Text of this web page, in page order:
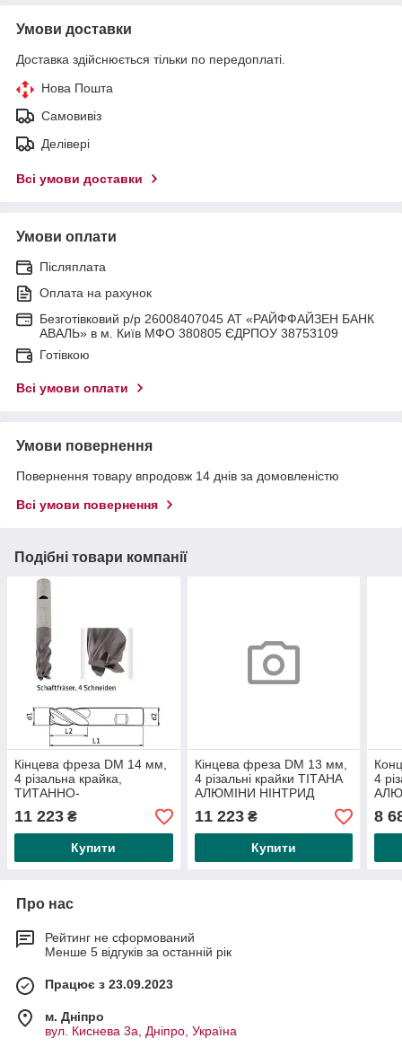
Умови доставки
Доставка здійснюється тільки по передоплаті.
Нова Пошта
Самовивіз
Делівері
Всі умови доставки
Умови оплати
Післяплата
Оплата на рахунок
Безготівковий р/р 26008407045 АТ «РАЙФФАЙЗЕН БАНК
АВАЛЬ» в м. Київ МФО 380805 ЄДРПОУ 38753109
Готівкою
Всі умови оплати
Умови повернення
Повернення товару впродовж 14 днів за домовленістю
Всі умови повернення
Подібні товари компанії
Кінцева фреза DM 14 мм,
4 різальна крайка,
ТИТАННО-
АЛЮМІНІТРИДНИЙ
формувальний матеріал,
міцність на розрив
11 223 ₴
Купити
Кінцева фреза DM 13 мм,
4 різальні крайки ТІТАНА
АЛЮМІНИ НІНТРИД
формовкові матеріали до
1200 Н/мм2 міцність
11 223₴
Купити
4
8
Про нас
Рейтинг не сформований
Менше 5 відгуків за останній рік
Працює з 23.09.2023
м. Дніпро
вул. Киснева 3а, Дніпро, Україна